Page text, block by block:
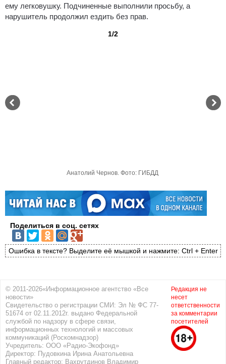
ему легковушку. Подчиненные выполнили просьбу, а
нарушитель продолжил ездить без прав.
1/2
Анатолий Чернов. Фото: ГИБДД
Поделиться в соц. сетях
Ошибка в тексте? Выделите её мышкой и нажмите: Ctrl + Enter
© 2011-2026«Информационное агентство «Все
новости»
Свидетельство о регистрации СМИ: Эл № ФС 77-
51674 от 02.11.2012г. выдано Федеральной
службой по надзору в сфере связи,
информационных технологий и массовых
коммуникаций (Роскомнадзор)
Учредитель: ООО «Радио-Экофонд»
Директор: Пудовкина Ирина Анатольевна
Главный редактор: Вахрутдинов Владимир
Редакция не
несет
ответственности
за комментарии
посетителей